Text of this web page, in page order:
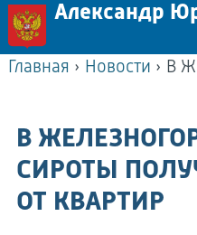
Александр
Главная › Новости ›
В
СИРОТЫ
ОТ КВАРТИР